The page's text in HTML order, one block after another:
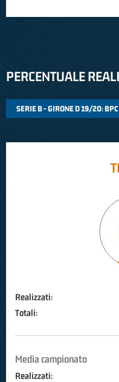
PERCENTUALE
Realizzati:
Totali:
Media campionato
Realizzati: